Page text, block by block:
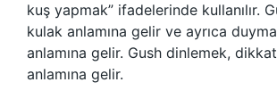
kuş yapmak” ifadelerinde kullanılır.
kulak anlamına gelir ve ayrıca
anlamına gelir. Gush dinlemek,
anlamına gelir.